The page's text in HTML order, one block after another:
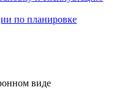
по планировке
виде